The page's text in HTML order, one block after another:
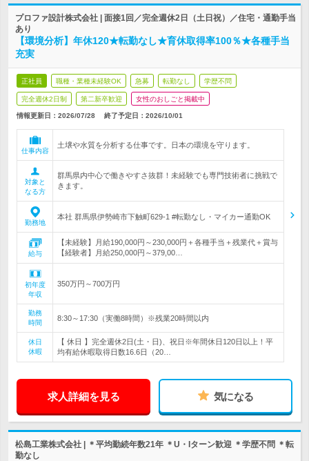
プロファ設計株式会社 | 面接1回／完全週休2日（土日祝）／住宅・通勤手当
あり
【環境分析】年休120★転勤なし★育休取得率100％★各種手当
充実
正社員 職種・業種未経験OK 急募 転勤なし 学歴不問
完全週休2日制 第二新卒歓迎 女性のおしごと掲載中
情報更新日：2026/07/28 終了予定日： 2026/10/01
仕事内容
土壌や水質を分析する仕事です。日本の環境を守ります。
対象と
なる方
群馬県内中心で働きやすさ抜群！未経験でも専門技術者に挑戦で
きます。
勤務地
本社 群馬県伊勢崎市下触町629-1 #転勤なし・マイカー通勤OK
給与
【未経験】月給190,000円～230,000円＋各種手当＋残業代＋賞与
【経験者】月給250,000円～379,00…
初年度
年収
350万円～700万円
勤務
時間
8:30～17:30（実働8時間）※残業20時間以内
休日
休暇
【 休日 】完全週休2日(土・日)、祝日※年間休日120日以上！平
均有給休暇取得日数16.6日（20…
求人詳細を見る 気になる
松島工業株式会社 | ＊平均勤続年数21年 ＊U・Iターン歓迎 ＊学歴不問 ＊転
勤なし